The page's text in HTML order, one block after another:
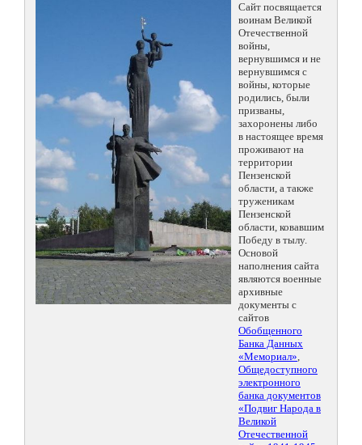
Сайт посвящается
воинам Великой
Отечественной
войны,
вернувшимся и не
вернувшимся с
войны, которые
родились, были
призваны,
захоронены либо
в настоящее время
проживают на
территории
Пензенской
области, а также
труженикам
Пензенской
области, ковавшим
Победу в тылу.
Основой
наполнения сайта
являются военные
архивные
документы с
сайтов
Обобщенного
Банка Данных
«Мемориал»,
Общедоступного
электронного
банка документов
«Подвиг Народа в
Великой
Отечественной